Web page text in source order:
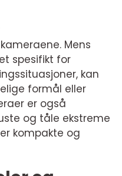
Mens
spesifikt for
kan
formål eller
er også
og tåle ekstreme
kompakte og